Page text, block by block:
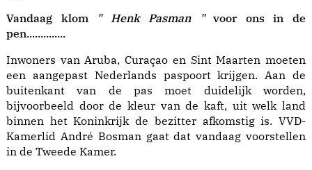
Vandaag klom
" Henk Pasman " voor ons in de
pen..............
Inwoners van Aruba, Curaçao en Sint Maarten moeten
een aangepast Nederlands paspoort krijgen. Aan de
buitenkant van de pas moet duidelijk worden,
bijvoorbeeld door de kleur van de kaft, uit welk land
binnen het Koninkrijk de bezitter afkomstig is. VVD-
Kamerlid André Bosman gaat dat vandaag voorstellen
in de Tweede Kamer.